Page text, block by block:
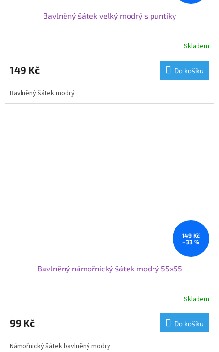
Bavlněný šátek velký modrý s puntíky
Skladem
149 Kč Do košíku
Bavlněný šátek modrý
149 Kč
–33 %
Bavlněný námořnický šátek modrý 55x55
Skladem
99 Kč Do košíku
Námořnický šátek bavlněný modrý